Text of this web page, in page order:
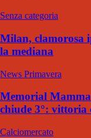
Senza categoria
Milan, clamorosa
la mediana
News Primavera
Memorial
chiude 3°:
Calciomercato